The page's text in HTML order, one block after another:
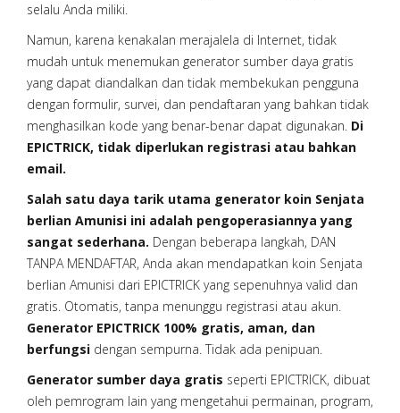
selalu Anda miliki.
Namun, karena kenakalan merajalela di Internet, tidak
mudah untuk menemukan generator sumber daya gratis
yang dapat diandalkan dan tidak membekukan pengguna
dengan formulir, survei, dan pendaftaran yang bahkan tidak
menghasilkan kode yang benar-benar dapat digunakan. Di
EPICTRICK, tidak diperlukan registrasi atau bahkan
email.
Salah satu daya tarik utama generator koin Senjata
berlian Amunisi ini adalah pengoperasiannya yang
sangat sederhana. Dengan beberapa langkah, DAN
TANPA MENDAFTAR, Anda akan mendapatkan koin Senjata
berlian Amunisi dari EPICTRICK yang sepenuhnya valid dan
gratis. Otomatis, tanpa menunggu registrasi atau akun.
Generator EPICTRICK 100% gratis, aman, dan
berfungsi dengan sempurna. Tidak ada penipuan.
Generator sumber daya gratis seperti EPICTRICK, dibuat
oleh pemrogram lain yang mengetahui permainan, program,